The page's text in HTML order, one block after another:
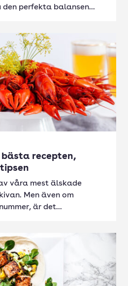
perfekta balansen...
recepten,
våra mest älskade
Men även om
är det...